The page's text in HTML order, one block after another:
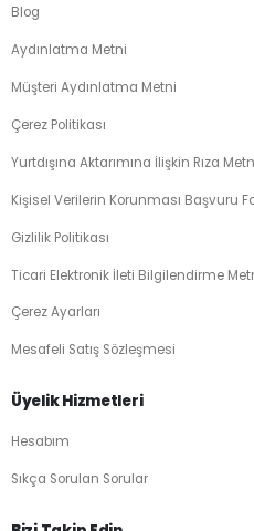
Blog
Aydınlatma Metni
Müşteri Aydınlatma Metni
Çerez Politikası
Yurtdışına Aktarımına İlişkin Rıza
Kişisel Verilerin Korunması Başvuru
Gizlilik Politikası
Ticari Elektronik İleti Bilgilendirme
Çerez Ayarları
Mesafeli Satış Sözleşmesi
Üyelik Hizmetleri
Hesabım
Sıkça Sorulan Sorular